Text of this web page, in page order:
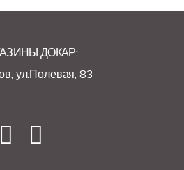
ДОКАР:
ул.Полевая, 83